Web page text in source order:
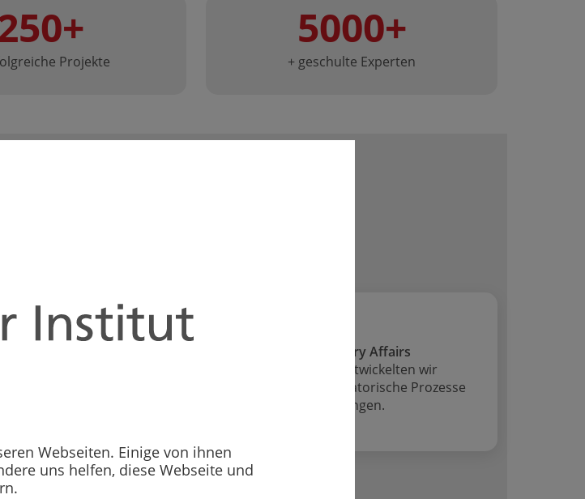
Webseiten. Einige von ihnen
uns helfen, diese Webseite und
Projekte
5000+
+ geschulte Experten
2012
Der Anfang: Datenmodelle für Regulatory Affairs
Während andere noch Excel nutzten, entwickelten wir
bereits formale Datenmodelle für regulatorische Prozesse
- die Grundlage für heutige KI-Anwendungen.